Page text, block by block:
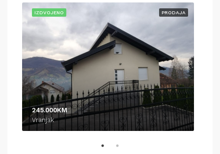
PRODAJA
IZDVOJENO
245.000KM
Vranjak